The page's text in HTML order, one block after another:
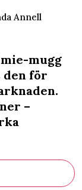
Annell
mugg
den för
–